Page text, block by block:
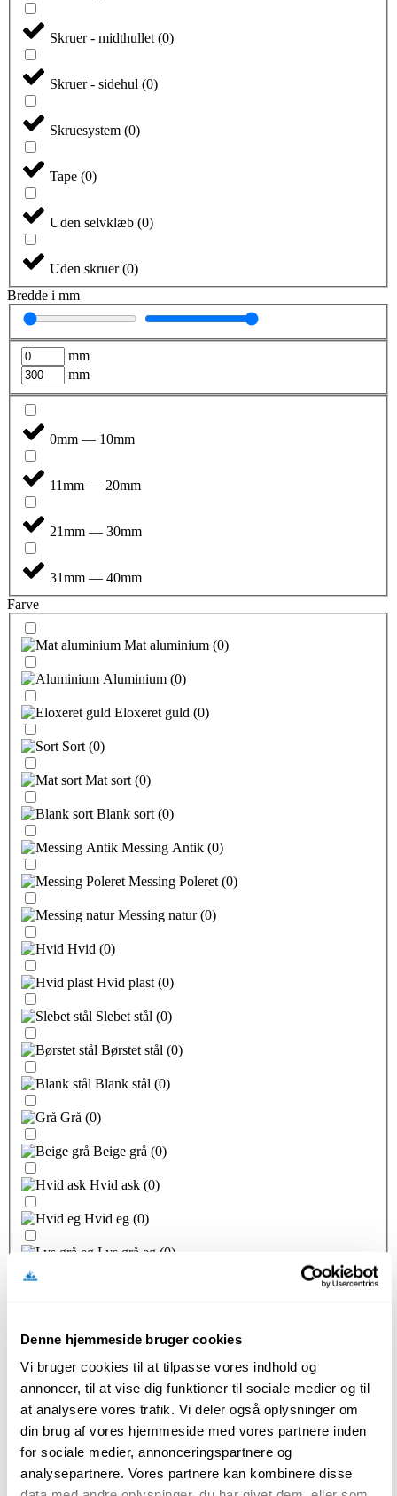
Denne hjemmeside bruger cookies
Vi bruger cookies til at tilpasse vores indhold og
annoncer, til at vise dig funktioner til sociale medier og til
at analysere vores trafik. Vi deler også oplysninger om
din brug af vores hjemmeside med vores partnere inden
for sociale medier, annonceringspartnere og
analysepartnere. Vores partnere kan kombinere disse
Skruer - midthullet (0)
Skruer - sidehul (0)
Skruesystem (0)
Tape (0)
Uden selvklæb (0)
Uden skruer(0)
Bredde i mm
mm
mm
0mm — 10mm
11mm — 20mm
21mm — 30mm
31mm — 40mm
Farve
Mat aluminium (0)
Aluminium (0)
Eloxeret guld (0)
Sort (0)
Mat sort (0)
Blank sort (0)
Messing Antik (0)
Messing Poleret (0)
Messing natur(0)
Hvid (0)
Hvid plast (0)
Slebet stål (0)
Børstet stål (0)
Blank stål (0)
Grå (0)
Beige grå (0)
Hvid ask (0)
Hvid eg (0)
Lys grå eg (0)
Platinum (0)
Eg Struktur(0)